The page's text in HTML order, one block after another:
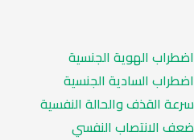
اضطراب الهوية الجنسية
اضطراب السادية الجنسية
سرعة القذف والحالة النفسية
ضعف الانتصاب النفسي